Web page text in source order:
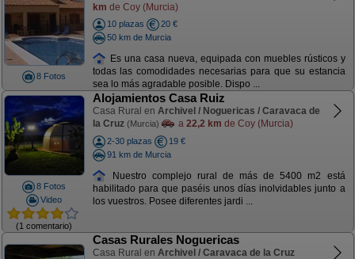
8 Fotos
km de Coy (Murcia)
10 plazas
20 €
50 km de Murcia
Es una casa nueva, equipada con muebles rústicos y
todas las comodidades necesarias para que su estancia
sea lo más agradable posible. Dispo ...
8 Fotos
Video
(1 comentario)
Alojamientos Casa Ruiz
Casa Rural en Archivel / Noguericas / Caravaca de
la Cruz (Murcia) a 22,2 km de Coy (Murcia)
2-30 plazas
19 €
91 km de Murcia
Nuestro complejo rural de más de 5400 m2 está
habilitado para que paséis unos días inolvidables junto a
los vuestros. Posee diferentes jardi ...
Casas Rurales Noguericas
Casa Rural en Archivel / Caravaca de la Cruz